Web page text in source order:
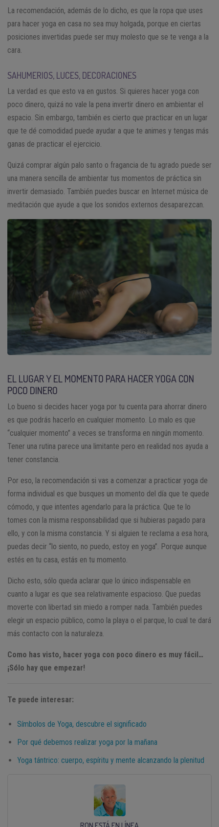
La recomendación, además de lo dicho, es que la ropa que uses
para hacer yoga en casa no sea muy holgada, porque en ciertas
posiciones invertidas puede ser muy molesto que se te venga a la
cara.
SAHUMERIOS, LUCES, DECORACIONES
La verdad es que esto va en gustos. Si quieres hacer yoga con
poco dinero, quizá no vale la pena invertir dinero en ambientar el
espacio. Sin embargo, también es cierto que practicar en un lugar
que te dé comodidad puede ayudar a que te animes y tengas más
ganas de practicar el ejercicio.
Quizá comprar algún palo santo o fragancia de tu agrado puede ser
una manera sencilla de ambientar tus momentos de práctica sin
invertir demasiado. También puedes buscar en Internet música de
meditación que ayude a que los sonidos externos desaparezcan.
EL LUGAR Y EL MOMENTO PARA HACER YOGA CON
POCO DINERO
Lo bueno si decides hacer yoga por tu cuenta para ahorrar dinero
es que podrás hacerlo en cualquier momento. Lo malo es que
“cualquier momento” a veces se transforma en ningún momento.
Tener una rutina parece una limitante pero en realidad nos ayuda a
tener constancia.
Por eso, la recomendación si vas a comenzar a practicar yoga de
forma individual es que busques un momento del día que te quede
cómodo, y que intentes agendarlo para la práctica. Que te lo
tomes con la misma responsabilidad que si hubieras pagado para
ello, y con la misma constancia. Y si alguien te reclama a esa hora,
puedas decir “lo siento, no puedo, estoy en yoga”. Porque aunque
estés en tu casa, estás en tu momento.
Dicho esto, sólo queda aclarar que lo único indispensable en
cuanto a lugar es que sea relativamente espacioso. Que puedas
moverte con libertad sin miedo a romper nada. También puedes
elegir un espacio público, como la playa o el parque, lo cual te dará
más contacto con la naturaleza.
Como has visto, hacer yoga con poco dinero es muy fácil…
¡Sólo hay que empezar!
Te puede interesar:
Símbolos de Yoga, descubre el significado
Por qué debemos realizar yoga por la mañana
Yoga tántrico: cuerpo, espíritu y mente alcanzando la plenitud